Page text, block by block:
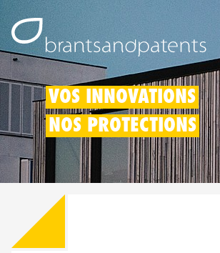
VOS INNOVATIONS
NOS PROTECTIONS